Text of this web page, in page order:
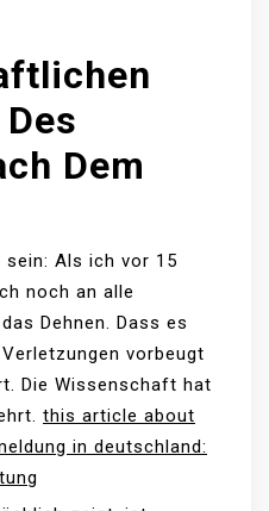
Dem
sein: Als ich vor 15
noch an alle
Dehnen. Dass es
vorbeugt
Die Wissenschaft hat
this article about
in deutschland: